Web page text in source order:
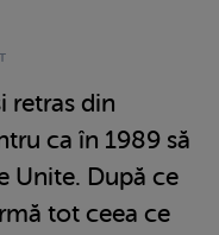
retras din
ca în 1989 să
Unite. După ce
tot ceea ce